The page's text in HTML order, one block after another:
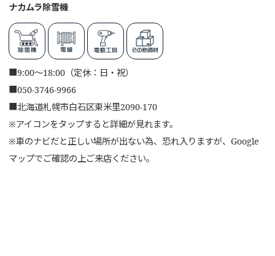
ナカムラ除雪機
■9:00～18:00（定休：日・祝）
■050-3746-9966
■北海道札幌市白石区東米里2090-170
※アイコンをタップすると詳細が見れます。
※車のナビだと正しい場所が出ない為、恐れ入りますが、Google
マップでご確認の上ご来店ください。